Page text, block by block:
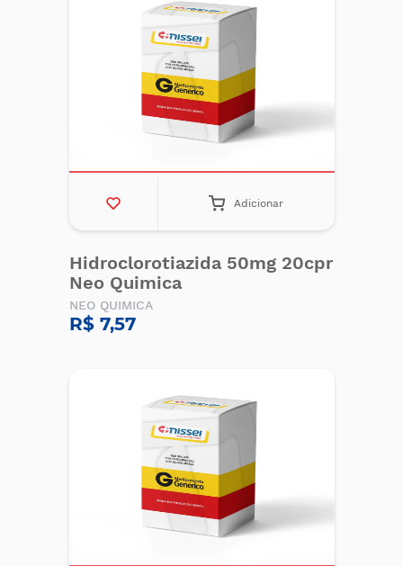
Adicionar
Hidroclorotiazida 50mg 20cpr
Neo Quimica
NEO QUIMICA
R$ 7,57